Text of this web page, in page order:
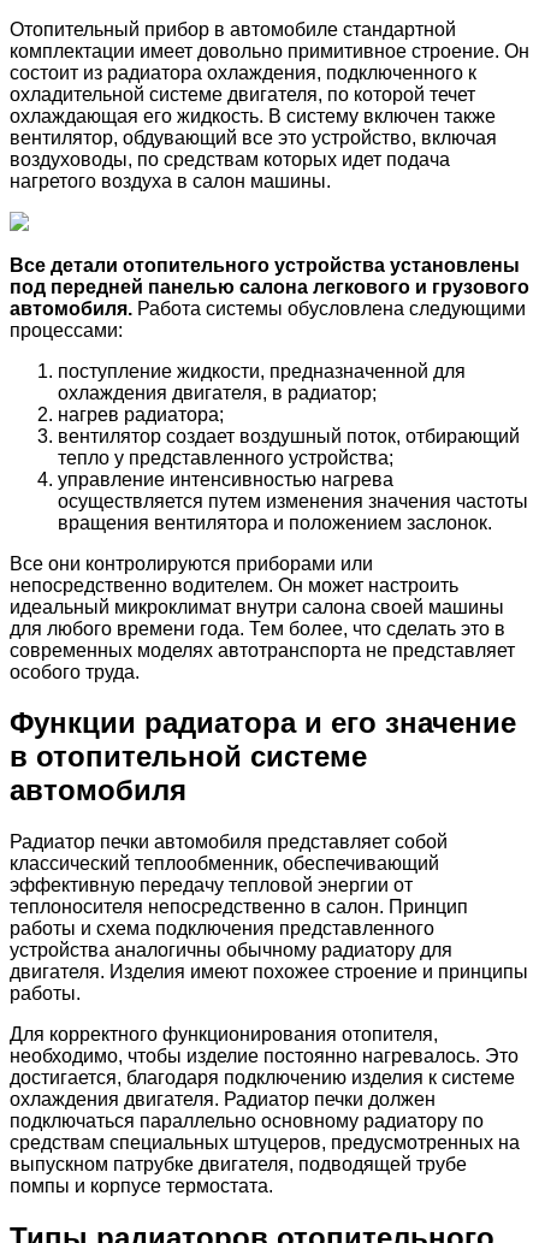
Отопительный прибор в автомобиле стандартной
комплектации имеет довольно примитивное строение. Он
состоит из радиатора охлаждения, подключенного к
охладительной системе двигателя, по которой течет
охлаждающая его жидкость. В систему включен также
вентилятор, обдувающий все это устройство, включая
воздуховоды, по средствам которых идет подача
нагретого воздуха в салон машины.
Все детали отопительного устройства установлены
под передней панелью салона легкового и грузового
автомобиля. Работа системы обусловлена следующими
процессами:
поступление жидкости, предназначенной для
охлаждения двигателя, в радиатор;
нагрев радиатора;
вентилятор создает воздушный поток, отбирающий
тепло у представленного устройства;
управление интенсивностью нагрева
осуществляется путем изменения значения частоты
вращения вентилятора и положением заслонок.
Все они контролируются приборами или
непосредственно водителем. Он может настроить
идеальный микроклимат внутри салона своей машины
для любого времени года. Тем более, что сделать это в
современных моделях автотранспорта не представляет
особого труда.
Функции радиатора и его значение
в отопительной системе
автомобиля
Радиатор печки автомобиля представляет собой
классический теплообменник, обеспечивающий
эффективную передачу тепловой энергии от
теплоносителя непосредственно в салон. Принцип
работы и схема подключения представленного
устройства аналогичны обычному радиатору для
двигателя. Изделия имеют похожее строение и принципы
работы.
Для корректного функционирования отопителя,
необходимо, чтобы изделие постоянно нагревалось. Это
достигается, благодаря подключению изделия к системе
охлаждения двигателя. Радиатор печки должен
подключаться параллельно основному радиатору по
средствам специальных штуцеров, предусмотренных на
выпускном патрубке двигателя, подводящей трубе
помпы и корпусе термостата.